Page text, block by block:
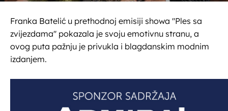
Franka Batelić u prethodnoj emisiji showa ''Ples sa
zvijezdama'' pokazala je svoju emotivnu stranu, a
ovog puta pažnju je privukla i blagdanskim modnim
izdanjem.